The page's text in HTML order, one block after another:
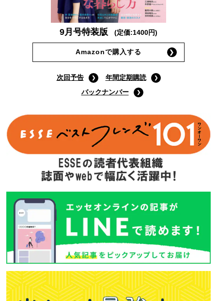
9月号特装版 (定価:1400円)
Amazonで購入する
次回予告
年間定期購読
バックナンバー